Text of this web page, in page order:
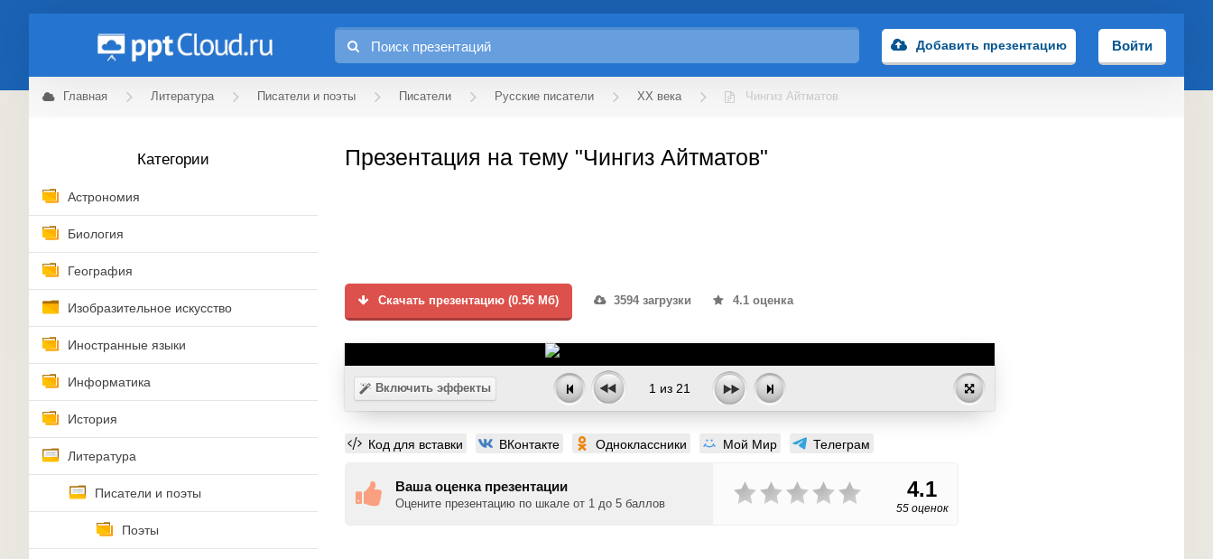
Добавить презентацию Войти
Главная Литература Писатели и поэты Писатели Русские писатели XX века Чингиз Айтматов
Категории
Астрономия
Биология
География
Изобразительное искусство
Иностранные языки
Информатика
История
Литература
Писатели и поэты
Поэты
Презентация на тему "Чингиз Айтматов"
Скачать презентацию (0.56 Мб) 3594 загрузки 4.1 оценка
Включить эффекты 1 из 21
Код для вставки ВКонтакте Одноклассники Мой Мир Телеграм
Ваша оценка презентации
Оцените презентацию по шкале от 1 до 5 баллов
4.1
55 оценок